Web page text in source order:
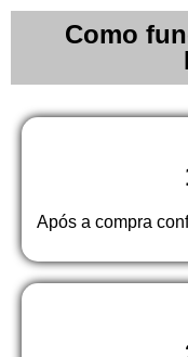
Como
Após a compra